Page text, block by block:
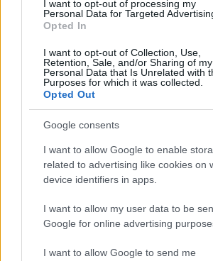
I want to opt-out of processing my
Personal Data for Targeted
Opted In
I want to opt-out of Collection, Use,
Retention, Sale, and/or Sharing of my
Personal Data that Is Unrelated with
Purposes for which it was collected.
Opted Out
Google consents
I want to allow Google to enable
related to advertising like cookies on
device identifiers in apps.
I want to allow my user data to be
Google for online advertising
I want to allow Google to send me
A BAROKK ÖSSZES ÁRNYALATA
KIVÁLÓ PROGRAM VÁR MINDENKIT
GYŐRBEN
Középpontban a hagyományőrzés, de lesz